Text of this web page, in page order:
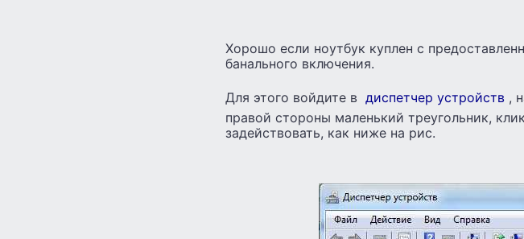
Хорошо если ноутбук куплен с
банального включения.
Для этого войдите в диспетчер устройств ,
правой стороны маленький треугольник,
задействовать, как ниже на рис.